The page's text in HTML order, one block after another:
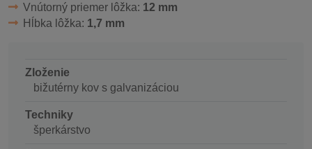
Vnútorný priemer lôžka: 12 mm
Hĺbka lôžka: 1,7 mm
Zloženie
bižutérny kov s galvanizáciou
Techniky
šperkárstvo